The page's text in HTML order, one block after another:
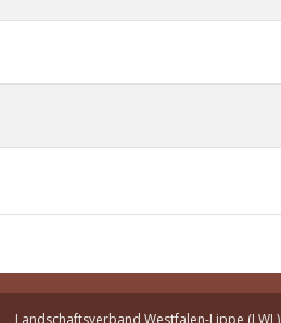
Landschaftsverband Westfalen-Lippe (LWL)